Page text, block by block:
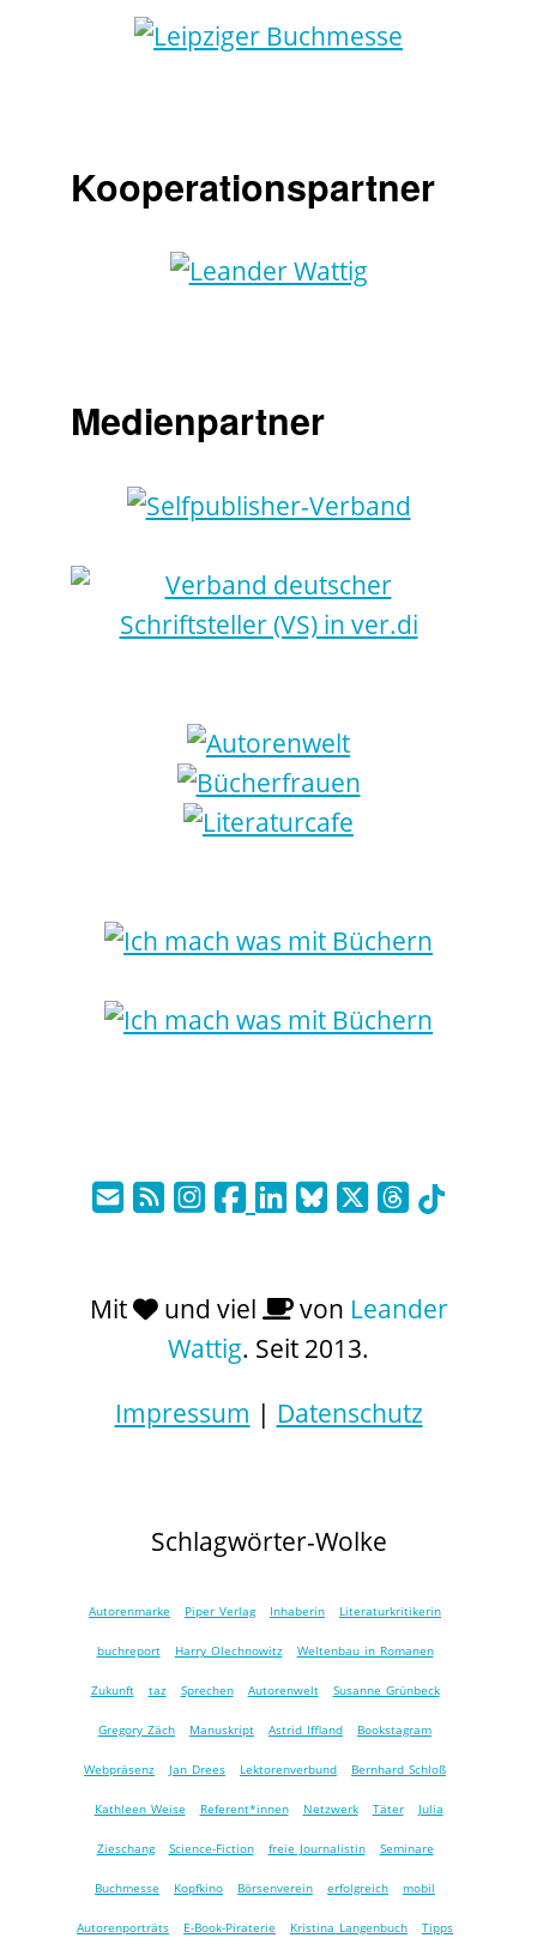
Kooperationspartner
Medienpartner
Mit und viel von Leander
Wattig. Seit 2013.
Impressum | Datenschutz
Schlagwörter-Wolke
Autorenmarke Piper Verlag Inhaberin Literaturkritikerin
buchreport Harry Olechnowitz Weltenbau in Romanen
Zukunft taz Sprechen Autorenwelt Susanne Grünbeck
Gregory Zäch Manuskript Astrid Iffland Bookstagram
Webpräsenz Jan Drees Lektorenverbund Bernhard Schloß
Kathleen Weise Referent*innen Netzwerk Täter Julia
Zieschang Science-Fiction freie Journalistin Seminare
Buchmesse Kopfkino Börsenverein erfolgreich mobil
Autorenporträts E-Book-Piraterie Kristina Langenbuch Tipps